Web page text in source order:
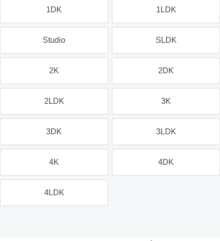
1DK 1LDK
Studio SLDK
2K 2DK
2LDK 3K
3DK 3LDK
4K 4DK
4LDK